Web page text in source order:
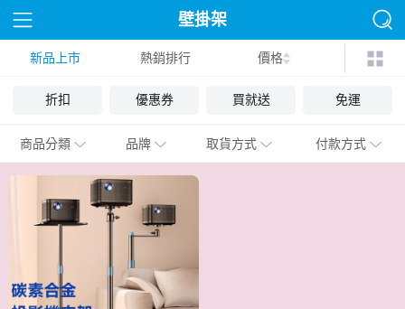
壁掛架
新品上市 熱銷排行 價格
折扣 優惠券 買就送 免運
商品分類 品牌 取貨方式 付款方式